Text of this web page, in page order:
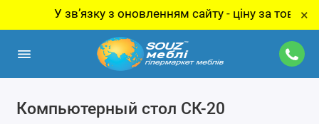
У звʼязку з оновленням сайту - ціну за товар ×
Компьютерный стол СК-20